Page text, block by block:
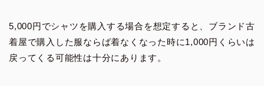
5,000円でシャツを購入する場合を想定すると、ブランド古
着屋で購入した服ならば着なくなった時に1,000円くらいは
戻ってくる可能性は十分にあります。